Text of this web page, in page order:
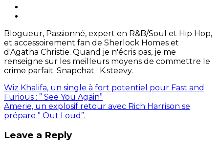
Blogueur, Passionné, expert en R&B/Soul et Hip Hop,
et accessoirement fan de Sherlock Homes et
d'Agatha Christie. Quand je n'écris pas, je me
renseigne sur les meilleurs moyens de commettre le
crime parfait. Snapchat : K.steevy.
Wiz Khalifa, un single à fort potentiel pour Fast and
Furious : ” See You Again”
Amerie, un explosif retour avec Rich Harrison se
prépare ” Out Loud”.
Leave a Reply